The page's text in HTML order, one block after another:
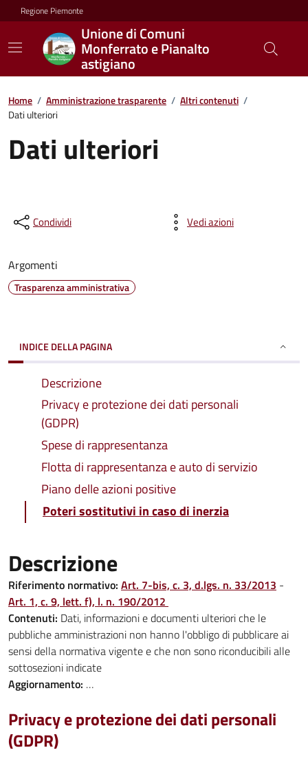
Regione Piemonte
Unione di Comuni
Monferrato e Pianalto
astigiano
Home / Amministrazione trasparente / Altri contenuti /
Dati ulteriori
Dati ulteriori
Condividi Vedi azioni
Argomenti
Trasparenza amministrativa
INDICE DELLA PAGINA
Descrizione
Privacy e protezione dei dati personali
(GDPR)
Spese di rappresentanza
Flotta di rappresentanza e auto di servizio
Piano delle azioni positive
Poteri sostitutivi in caso di inerzia
Descrizione
Riferimento normativo: Art. 7-bis, c. 3, d.lgs. n. 33/2013 -
Art. 1, c. 9, lett. f), l. n. 190/2012
Contenuti: Dati, informazioni e documenti ulteriori che le
pubbliche amministrazioni non hanno l'obbligo di pubblicare ai
sensi della normativa vigente e che non sono riconducibili alle
sottosezioni indicate
Aggiornamento: …
Privacy e protezione dei dati personali
(GDPR)